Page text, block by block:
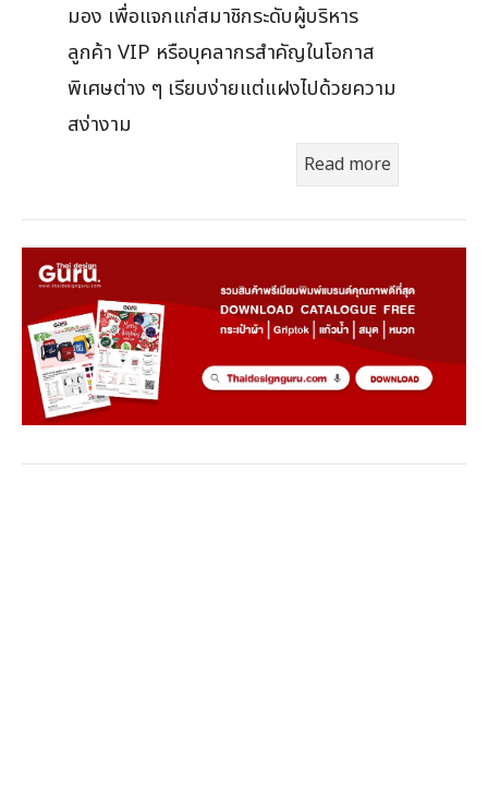
มอง เพื่อแจกแก่สมาชิกระดับผู้บริหาร
ลูกค้า VIP หรือบุคลากรสำคัญในโอกาส
พิเศษต่าง ๆ เรียบง่ายแต่แฝงไปด้วยความ
สง่างาม
Read more